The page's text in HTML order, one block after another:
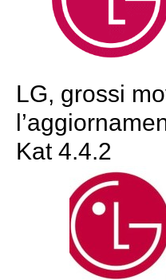
LG, grossi
Kat 4.4.2